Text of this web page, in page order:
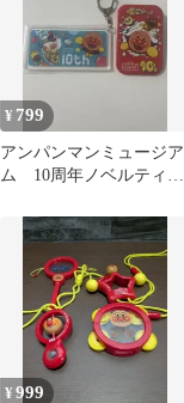
¥ 799
アンパンマンミュージア
ム 10周年ノベルティ記
¥999